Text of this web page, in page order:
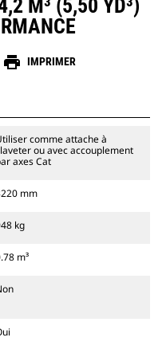
M³ (5,50 YD³)
print IMPRIMER
comme attache à
ou avec accouplement
axes Cat
mm
kg
m³